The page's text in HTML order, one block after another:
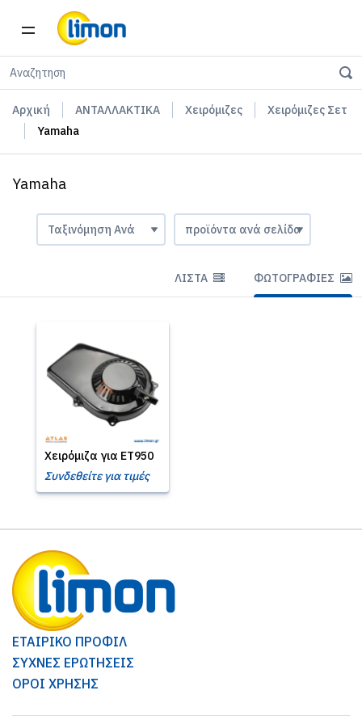
Αρχική ΑΝΤΑΛΛΑΚΤΙΚΑ Χειρόμιζες
Χειρόμιζες Σετ
Yamaha
Yamaha
ΛΊΣΤΑ ΦΩΤΟΓΡΑΦΊΕΣ
Χειρόμιζα για ET950
Συνδεθείτε για τιμές
ΕΤΑΙΡΙΚΟ ΠΡΟΦΙΛ
ΣΥΧΝΕΣ ΕΡΩΤΗΣΕΙΣ
ΟΡΟΙ ΧΡΗΣΗΣ